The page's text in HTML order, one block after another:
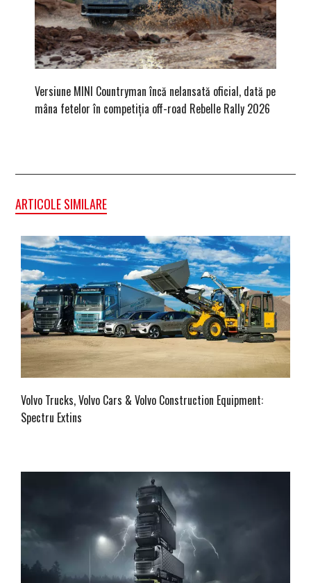
Versiune MINI Countryman încă nelansată oficial, dată pe
mâna fetelor în competiția off-road Rebelle Rally 2026
ARTICOLE SIMILARE
Volvo Trucks, Volvo Cars & Volvo Construction Equipment:
Spectru Extins